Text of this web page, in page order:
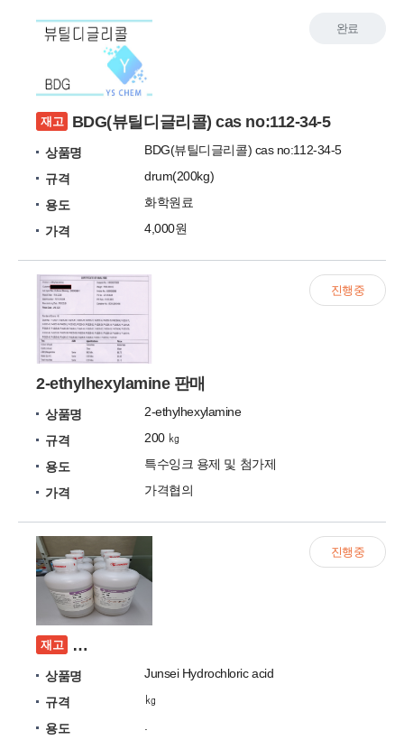
재고 BDG(뷰틸디글리콜) cas no:112-34-5
상품명
BDG(뷰틸디글리콜) cas no:112-34-5
규격
drum(200kg)
용도
화학원료
가격
4,000원
완료
2-ethylhexylamine 판매
상품명
2-ethylhexylamine
규격
200 ㎏
용도
특수잉크 용제 및 첨가제
가격
가격협의
진행중
재고 [미개봉] Junsei Hydrochloric acid 판매합니다
상품명
Junsei Hydrochloric acid
규격
㎏
용도
진행중